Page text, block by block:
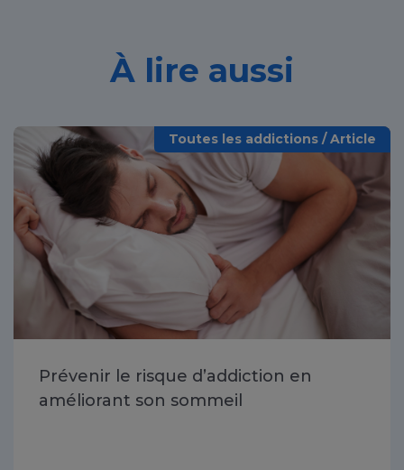
À lire aussi
Toutes les addictions / Article
Prévenir le risque d’addiction en
améliorant son sommeil